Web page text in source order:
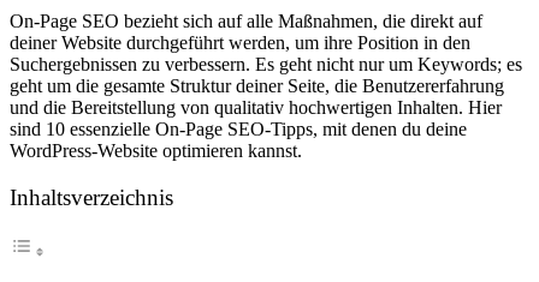
On-Page SEO bezieht sich auf alle Maßnahmen, die direkt auf
deiner Website durchgeführt werden, um ihre Position in den
Suchergebnissen zu verbessern. Es geht nicht nur um Keywords; es
geht um die gesamte Struktur deiner Seite, die Benutzererfahrung
und die Bereitstellung von qualitativ hochwertigen Inhalten. Hier
sind 10 essenzielle On-Page SEO-Tipps, mit denen du deine
WordPress-Website optimieren kannst.
Inhaltsverzeichnis